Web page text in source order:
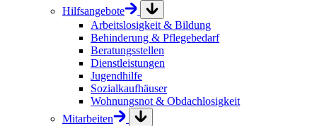
Hilfsangebote
Arbeitslosigkeit & Bildung
Behinderung & Pflegebedarf
Beratungsstellen
Dienstleistungen
Jugendhilfe
Sozialkaufhäuser
Wohnungsnot & Obdachlosigkeit
Mitarbeiten